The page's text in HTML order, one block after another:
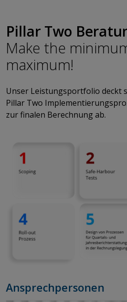
Pillar Two
Make the
maximum!
​​​​​Unser Leistungsportfolio deckt
Pillar Two
zur finalen Berechnung ab.
Ansprechpersonen